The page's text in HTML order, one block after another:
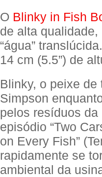
O Blinky in Fish
de alta qualidade,
“água”
14 cm (5.5”) de
Blinky, o peixe
Simpson
pelos resíduos
episódio “Two
on Every Fish”
rapidamente se
ambiental da